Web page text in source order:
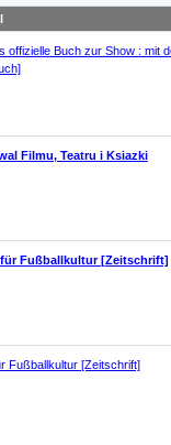
offizielle Buch zur Show : mit
Filmu, Teatru i Ksiazki
für Fußballkultur [Zeitschrift]
Fußballkultur [Zeitschrift]